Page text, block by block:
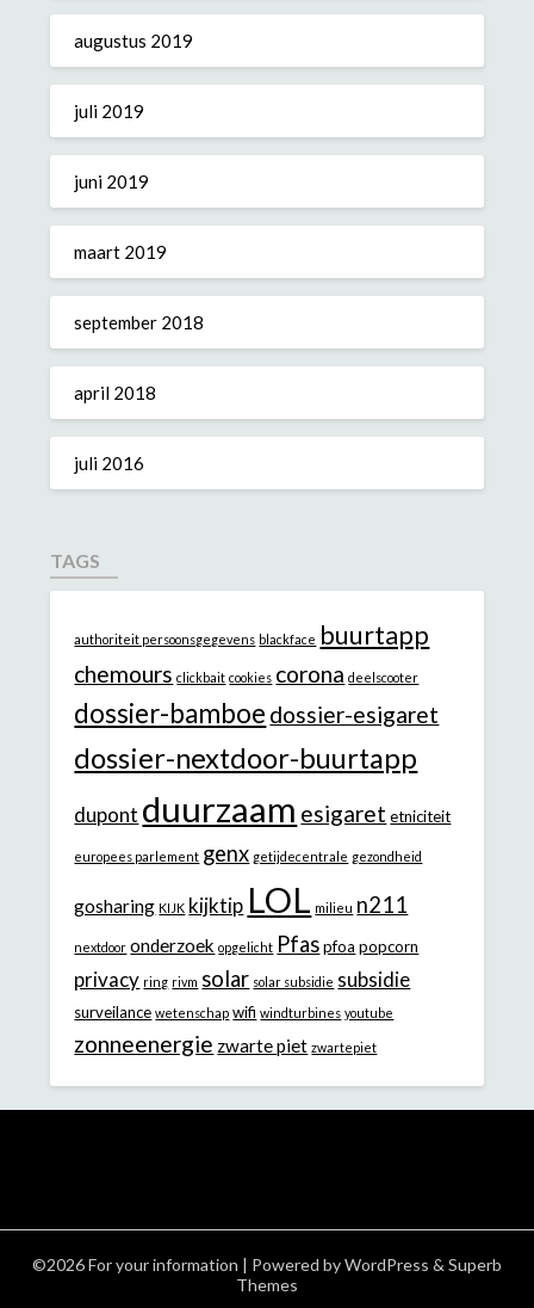
augustus 2019
juli 2019
juni 2019
maart 2019
september 2018
april 2018
juli 2016
TAGS
authoriteit persoonsgegevens blackface buurtapp
chemours clickbait cookies corona deelscooter
dossier-bamboe dossier-esigaret
dossier-nextdoor-buurtapp
dupont duurzaam esigaret etniciteit
europees parlement genx getijdecentrale gezondheid
gosharing KIJK kijktip LOL milieu n211
nextdoor onderzoek opgelicht Pfas pfoa popcorn
privacy ring rivm solar solar subsidie subsidie
surveilance wetenschap wifi windturbines youtube
zonneenergie zwarte piet zwartepiet
©2026 For your information | Powered byWordPress & Superb
Themes